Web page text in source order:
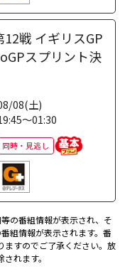
戦 イギリスGP
スプリント決
08(土)
～01:30
同時・見逃し
の番組情報が表示され、そ
組情報が表示されます。番
ますのでご了承ください。放
れます。